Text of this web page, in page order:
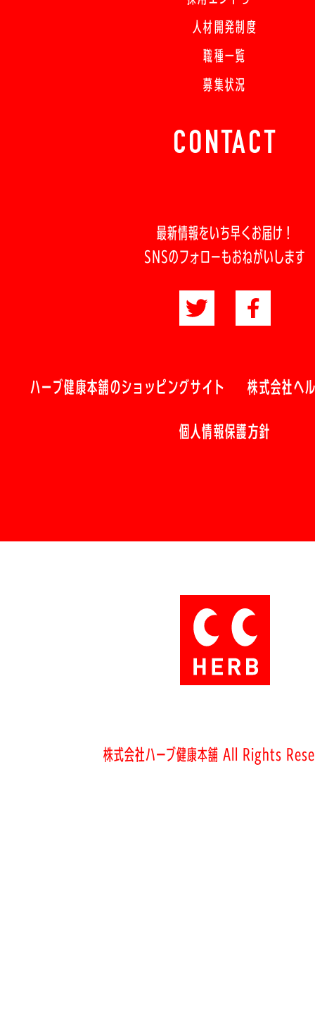
人材開発制度
職種一覧
募集状況
CONTACT
最新情報をいち早くお届け！
SNSのフォローもおねがいします
ハーブ健康本舗のショッピングサイト 株式会社ヘ
個人情報保護方針
株式会社ハーブ健康本舗 All Rights